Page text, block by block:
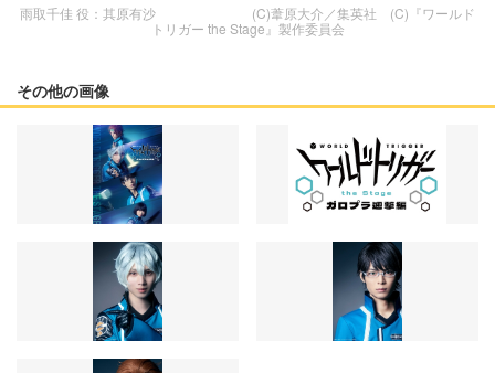
雨取千佳 役：其原有沙 (C)葦原大介／集英社 (C)『ワールド
トリガー the Stage』製作委員会
その他の画像